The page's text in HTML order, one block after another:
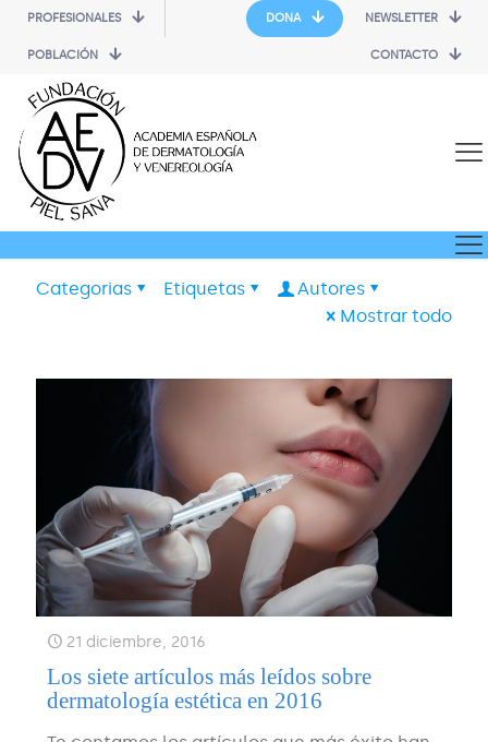
PROFESIONALES
POBLACIÓN
DONA NEWSLETTER
CONTACTO
Categorias Etiquetas
Autores
Mostrar todo
21 diciembre, 2016
Los siete artículos más leídos sobre
dermatología estética en 2016